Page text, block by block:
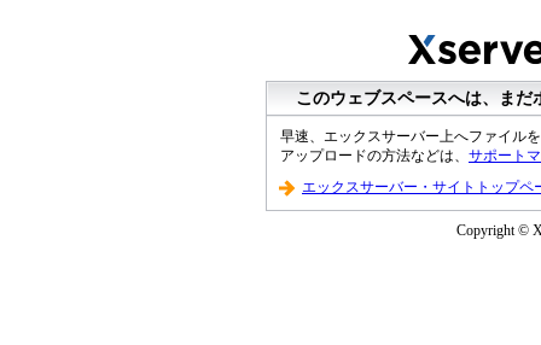
このウェブスペースへは、ま
早速、エックスサーバー上へファイル
アップロードの方法などは、 サポート
エックスサーバー・サイトトップペ
Copyright ©